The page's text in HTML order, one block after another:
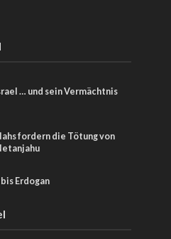
… und sein Vermächtnis
fordern die Tötung von
Erdogan